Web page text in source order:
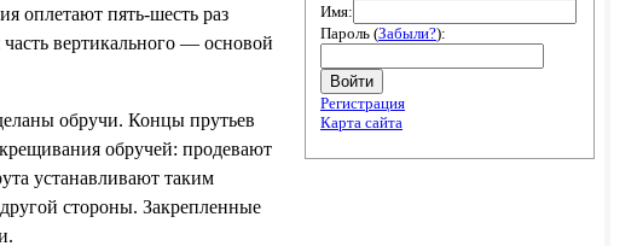
оплетают пять-шесть раз
вертикального — основой
обручи. Концы прутьев
обручей: продевают
устанавливают таким
стороны. Закрепленные
Имя:
Пароль (Забыли?):
Войти
Регистрация
Карта сайта